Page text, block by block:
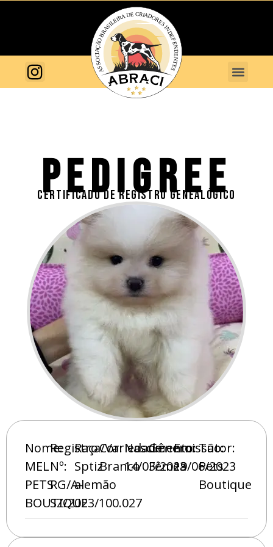
PEDIGREE
CERTIFICADO DE REGISTRO GENEALÓGICO
Nome:
MEL
PETS
BOUTIQUE
Registro
Nº:
RG/A-
SZ/2023/100.027
Raça/Variedade:
Sptiz
alemão
Cor:
Branco
Nascimento:
14/03/2023
Gênero:
Fêmea
Emissão:
19/06/2023
Tutor:
Pets
Boutique